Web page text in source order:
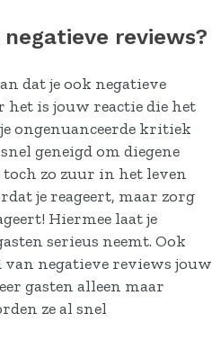
reviews?
dat je ook negatieve
is jouw reactie die het
ongenuanceerde kritiek
geneigd om diegene
toch zo zuur in het leven
je reageert, maar zorg
Hiermee laat je
serieus neemt. Ook
negatieve reviews jouw
gasten alleen maar
ze al snel